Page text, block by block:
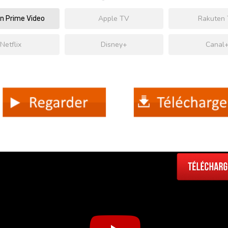
Prime Video Apple TV Rakuten
Netflix Disney+